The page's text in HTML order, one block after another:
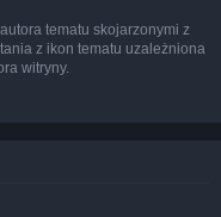
tematu skojarzonymi z
z ikon tematu uzależniona
witryny.